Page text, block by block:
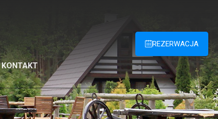
KONTAKT
REZERWACJA